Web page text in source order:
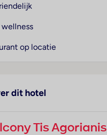
wellness
op locatie
dit hotel
Tis Agorianis